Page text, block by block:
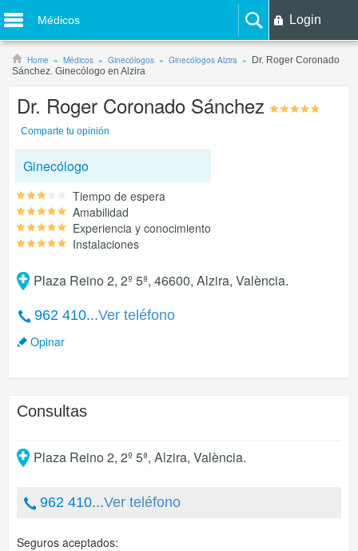
Médicos Login
Home Médicos Ginecólogos Ginecólogos Alzira
Dr. Roger Coronado
Sánchez. Ginecólogo en Alzira
Dr. Roger Coronado Sánchez
Comparte tu opinión
Ginecólogo
Tiempo de espera
Amabilidad
Experiencia y conocimiento
Instalaciones
Plaza Reino 2, 2º 5ª, 46600, Alzira, València.
962 410...Ver teléfono
Opinar
Consultas
Plaza Reino 2, 2º 5ª, Alzira, València.
962 410...Ver teléfono
Seguros aceptados: